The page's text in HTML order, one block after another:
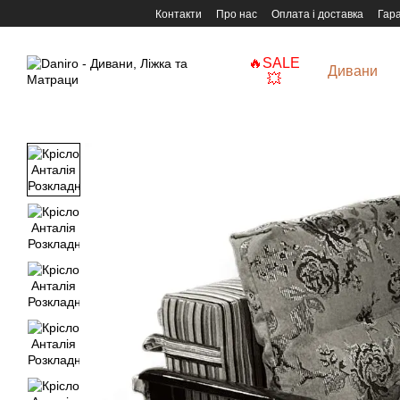
Перейти до основного контенту
Контакти Про нас Оплата і доставка
🔥SALE
💥
Дивани